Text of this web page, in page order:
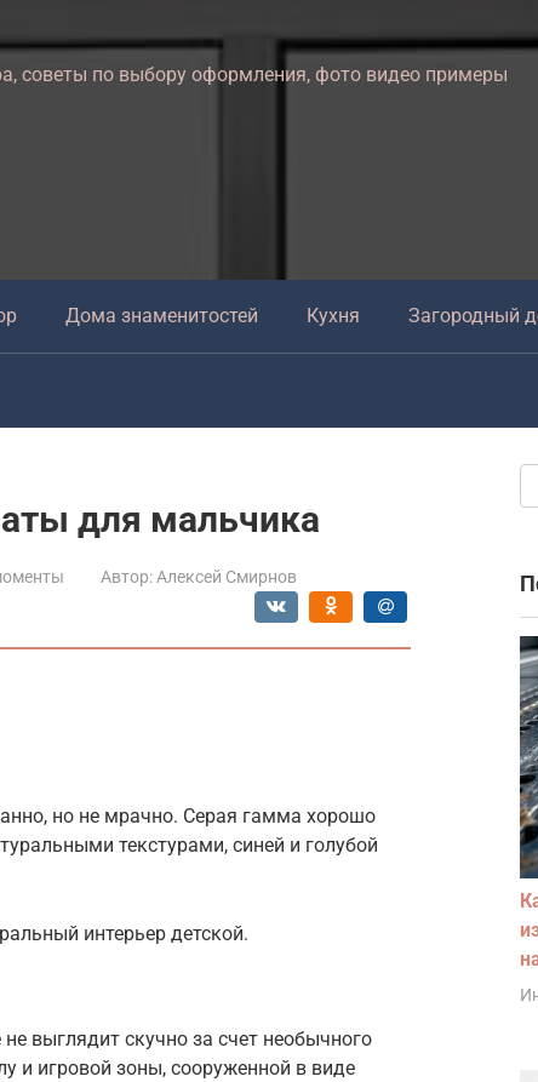
советы по выбору оформления, фото видео примеры
Дома знаменитостей Кухня Загородный
для мальчика
Автор: Алексей Смирнов
но не мрачно. Серая гамма хорошо
текстурами, синей и голубой
интерьер детской.
выглядит скучно за счет необычного
и игровой зоны, сооруженной в виде